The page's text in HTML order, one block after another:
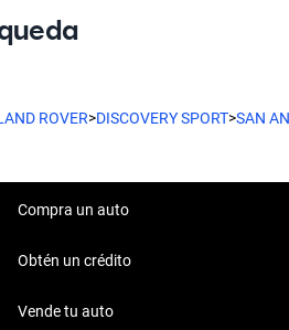
ROVER>DISCOVERY SPORT>SAN
Compra un auto
Obtén un crédito
Vende tu auto